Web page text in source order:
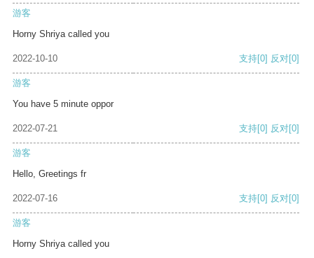
游客
Horny Shriya called you
2022-10-10 支持[0] 反对[0]
游客
You have 5 minute oppor
2022-07-21 支持[0] 反对[0]
游客
Hello, Greetings fr
2022-07-16 支持[0] 反对[0]
游客
Horny Shriya called you